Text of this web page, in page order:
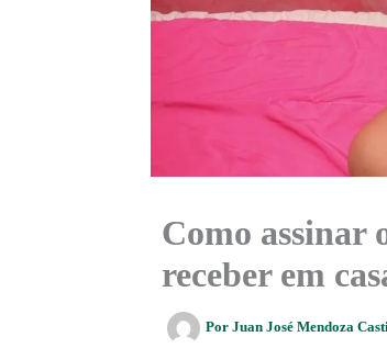
Como assinar
receber em
Por Juan José Mendoza